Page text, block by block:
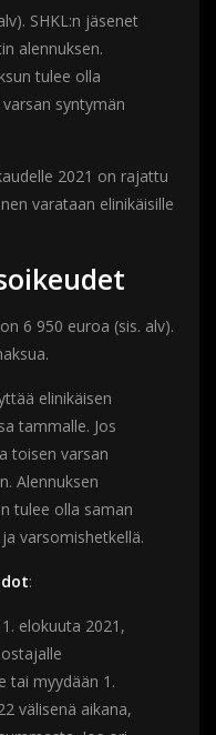
SHKL:n jäsenet
alennuksen.
tulee olla
syntymän
2021 on rajattu
varataan elinikäisille
6 950 euroa (sis. alv).
elinikäisen
tammalle. Jos
toisen varsan
Alennuksen
tulee olla saman
varsomishetkellä.
:
elokuuta 2021,
tai myydään 1.
välisenä aikana,